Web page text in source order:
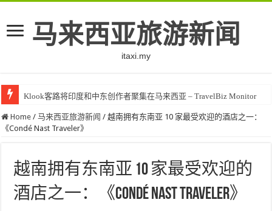
马来西亚旅游新闻
itaxi.my
Klook客路将印度和中东创作者聚集在马来西亚 – TravelBiz Monitor
Home / 马来西亚旅游新闻 / 越南拥有东南亚 10 家最受欢迎的酒店之一：
《Condé Nast Traveler》
越南拥有东南亚 10 家最受欢迎的
酒店之一：《Condé Nast Traveler》